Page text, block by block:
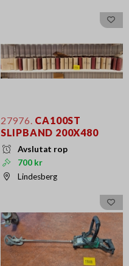
27976. CA100ST
SLIPBAND 200X480
Avslutat rop
700 kr
Lindesberg